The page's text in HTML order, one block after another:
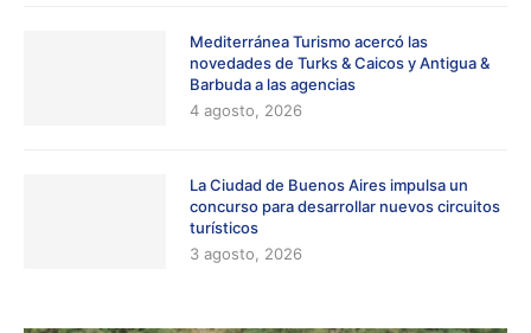
Mediterránea Turismo acercó las
novedades de Turks & Caicos y Antigua &
Barbuda a las agencias
4 agosto, 2026
La Ciudad de Buenos Aires impulsa un
concurso para desarrollar nuevos circuitos
turísticos
3 agosto, 2026